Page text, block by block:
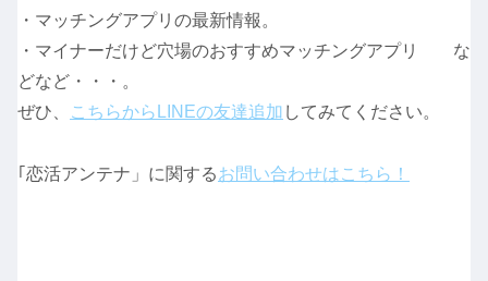
・マッチングアプリの最新情報。
・マイナーだけど穴場のおすすめマッチングアプリ な
どなど・・・。
ぜひ、
こちらからLINEの友達追加 してみてください。
｢恋活アンテナ」に関するお問い合わせはこちら！